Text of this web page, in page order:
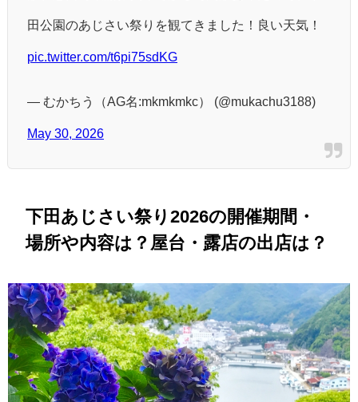
田公園のあじさい祭りを観てきました！良い天気！
pic.twitter.com/t6pi75sdKG
— むかちう（AG名:mkmkmkc） (@mukachu3188)
May 30, 2026
下田あじさい祭り2026の開催期間・
場所や内容は？屋台・露店の出店は？